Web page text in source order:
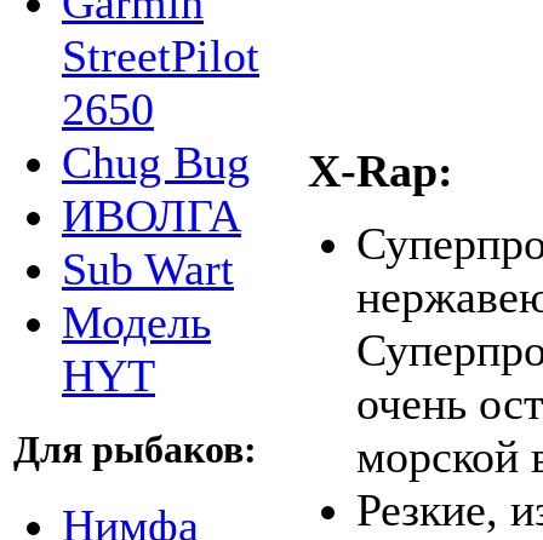
StreetPilot
2650
Chug Bug
ИВОЛГА
Sub Wart
Модель
HYT
Для рыбаков:
Нимфа
X-Rap:
очень
морской
Резкие,